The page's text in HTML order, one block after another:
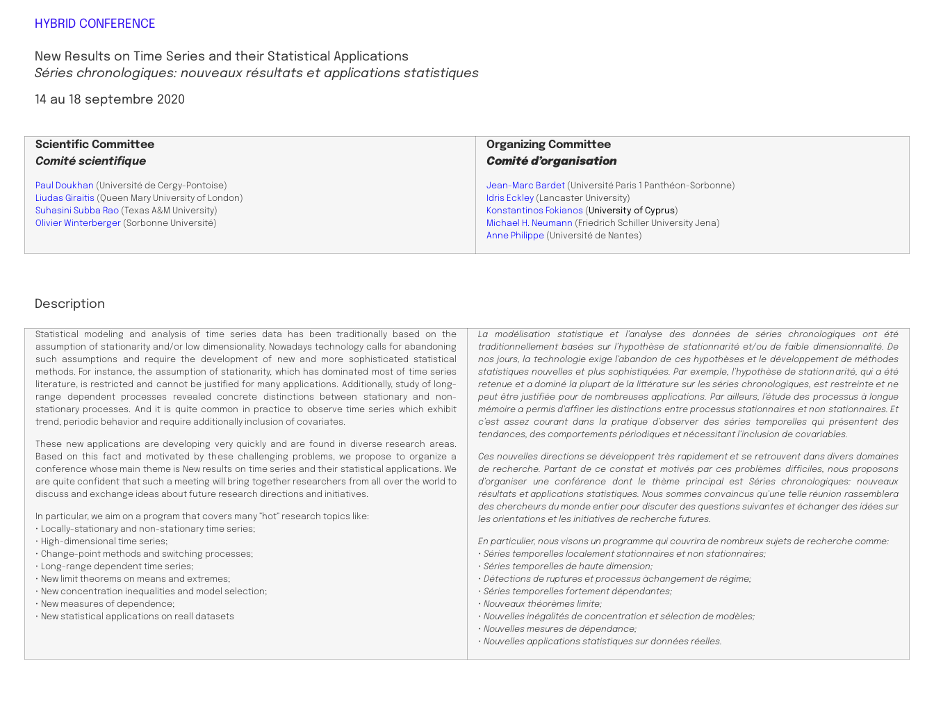
HYBRID CONFERENCE
New Results on Time Series and their Statistical Applications
Séries chronologiques: nouveaux résultats et applications statistiques
14 au 18 septembre 2020
Scientific Committee
Comité scientifique
Paul Doukhan (​Université de Cergy-Pontoise)
Liudas Giraitis (Queen Mary University of London)
Suhasini Subba Rao (Texas A&M University)
Olivier Winterberger (Sorbonne Université)
Organizing Committee
Comité d’organisation
Jean-Marc Bardet (Université Paris 1 Panthéon-Sorbonne)
​Idris Eckley (Lancaster University)
Konstantinos Fokianos (University of Cyprus)
Michael H. Neumann (Friedrich Schiller University Jena)
Anne Philippe (Université de Nantes)
Description
Statistical modeling and analysis of time series data has been traditionally based on the
assumption of stationarity and/or low dimensionality. Nowadays technology calls for abandoning
such assumptions and require the development of new and more sophisticated statistical
methods. For instance, the assumption of stationarity, which has dominated most of time series
literature, is restricted and cannot be justified for many applications. Additionally, study of long-
range dependent processes revealed concrete distinctions between stationary and non-
stationary processes. And it is quite common in practice to observe time series which exhibit
trend, periodic behavior and require additionally inclusion of covariates.
These new applications are developing very quickly and are found in diverse research areas.
Based on this fact and motivated by these challenging problems, we propose to organize a
conference whose main theme is New results on time series and their statistical applications. We
are quite confident that such a meeting will bring together researchers from all over the world to
discuss and exchange ideas about future research directions and initiatives.
In particular, we aim on a program that covers many ”hot” research topics like:
​• Locally-stationary and non-stationary time series;
• High-dimensional time series;
• Change-point methods and switching processes;
• Long-range dependent time series;
• New limit theorems on means and extremes;
• New concentration inequalities and model selection;
• New measures of dependence;
• New statistical applications on reall datasets
La modélisation statistique et l’analyse des données de séries chronologiques ont été
traditionnellement basées sur l’hypothèse de stationnarité et/ou de faible dimensionnalité. De
nos jours, la technologie exige l’abandon de ces hypothèses et le développement de méthodes
statistiques nouvelles et plus sophistiquées. Par exemple, l’hypothèse de stationnarité, qui a été
retenue et a dominé la plupart de la littérature sur les séries chronologiques, est restreinte et ne
peut être justifiée pour de nombreuses applications. Par ailleurs, l’étude des processus à longue
mémoire a permis d’affiner les distinctions entre processus stationnaires et non stationnaires. Et
c’est assez courant dans la pratique d’observer des séries temporelles qui présentent des
tendances, des comportements périodiques et nécessitant l’inclusion de covariables.
Ces nouvelles directions se développent très rapidement et se retrouvent dans divers domaines
de recherche. Partant de ce constat et motivés par ces problèmes difficiles, nous proposons
d’organiser une conférence dont le thème principal est Séries chronologiques: nouveaux
résultats et applications statistiques. Nous sommes convaincus qu’une telle réunion rassemblera
des chercheurs du monde entier pour discuter des questions suivantes et échanger des idées sur
les orientations et les initiatives de recherche futures.
En particulier, nous visons un programme qui couvrira de nombreux sujets de recherche comme:
• Séries temporelles localement stationnaires et non stationnaires;
• Séries temporelles de haute dimension;
• Détections de ruptures et processus àchangement de régime;
• Séries temporelles fortement dépendantes;
• Nouveaux théorèmes limite;
• Nouvelles inégalités de concentration et sélection de modèles;
• Nouvelles mesures de dépendance;
​• Nouvelles applications statistiques sur données réelles.